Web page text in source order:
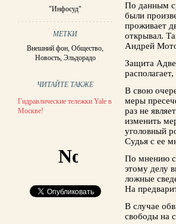
"Инфосуд"
МЕТКИ
Внешний фон,Общество,
Новость, Эльдорадо
ЧИТАЙТЕ ТАКЖЕ
Гидравлические тележки Yale в
Москве!
По данным
были
проживает
открывал.
Андрей
Защита
В свою
меры
раз не
изменить
уголовный
Судья с ее
По мнению
этому делу
ложные
На
В случае
свободы на